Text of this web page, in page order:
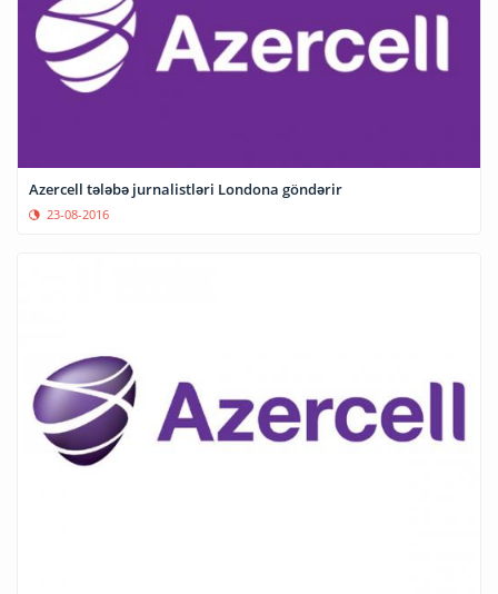
Azercell tələbə jurnalistləri Londona göndərir
23-08-2016